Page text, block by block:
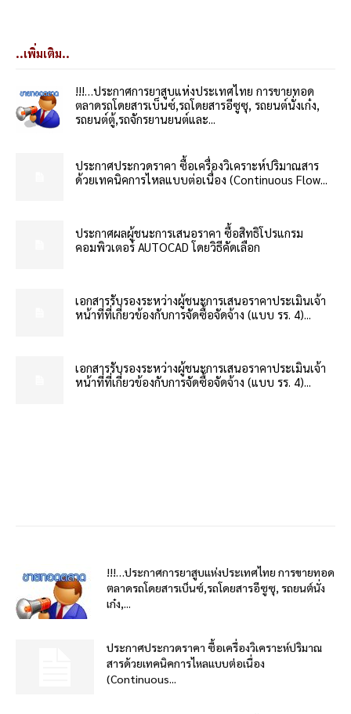
..เพิ่มเติม..
!!!…ประกาศการยาสูบแห่งประเทศไทย การขายทอด
ตลาดรถโดยสารเบ็นซ์,รถโดยสารอีซูซุ, รถยนต์นั่งเก๋ง,
รถยนต์ตู้,รถจักรยานยนต์และ...
ประกาศประกวดราคา ซื้อเครื่องวิเคราะห์ปริมาณสาร
ด้วยเทคนิคการไหลแบบต่อเนื่อง (Continuous Flow...
ประกาศผลผู้ชนะการเสนอราคา ซื้อสิทธิโปรแกรม
คอมพิวเตอร์ AUTOCAD โดยวิธีคัดเลือก
เอกสารรับรองระหว่างผู้ชนะการเสนอราคาประเมินเจ้า
หน้าที่ที่เกี่ยวข้องกับการจัดซื้อจัดจ้าง (แบบ รร. 4)...
เอกสารรับรองระหว่างผู้ชนะการเสนอราคาประเมินเจ้า
หน้าที่ที่เกี่ยวข้องกับการจัดซื้อจัดจ้าง (แบบ รร. 4)...
!!!…ประกาศการยาสูบแห่งประเทศไทย การขายทอด
ตลาดรถโดยสารเบ็นซ์,รถโดยสารอีซูซุ, รถยนต์นั่ง
เก๋ง,...
ประกาศประกวดราคา ซื้อเครื่องวิเคราะห์ปริมาณ
สารด้วยเทคนิคการไหลแบบต่อเนื่อง
(Continuous...